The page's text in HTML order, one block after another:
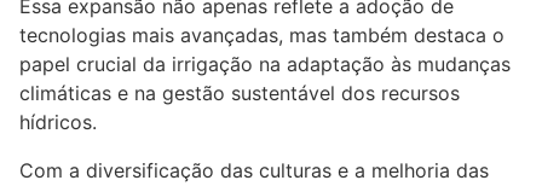
Essa expansão não apenas reflete a adoção de
tecnologias mais avançadas, mas também destaca o
papel crucial da irrigação na adaptação às mudanças
climáticas e na gestão sustentável dos recursos
hídricos.
Com a diversificação das culturas e a melhoria das